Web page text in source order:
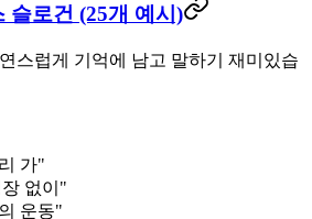
슬로건 (25개 예시)
스럽게 기억에 남고 말하기 재미있습
가"
없이"
운동"